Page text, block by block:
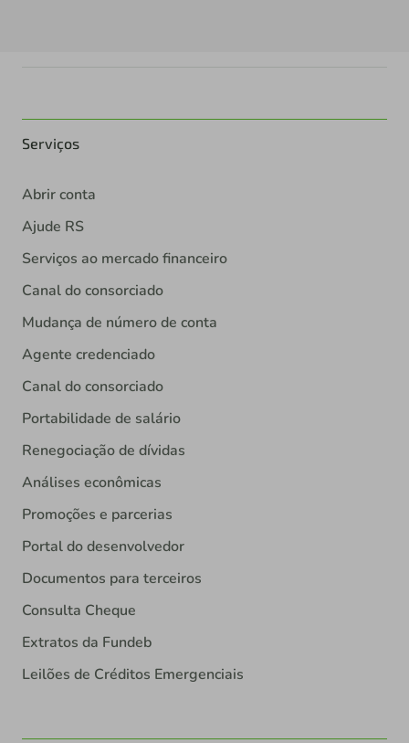
Serviços
Abrir conta
Ajude RS
Serviços ao mercado financeiro
Canal do consorciado
Mudança de número de conta
Agente credenciado
Canal do consorciado
Portabilidade de salário
Renegociação de dívidas
Análises econômicas
Promoções e parcerias
Portal do desenvolvedor
Documentos para terceiros
Consulta Cheque
Extratos da Fundeb
Leilões de Créditos Emergenciais